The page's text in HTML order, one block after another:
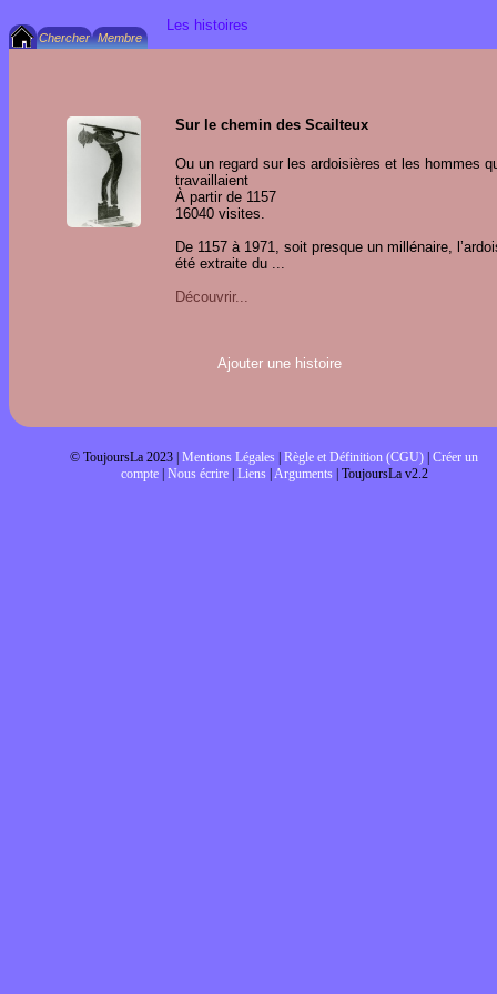
Les histoires
Sur le chemin des Scailteux
Ou un regard sur les ardoisières et les hommes
travaillaient
À partir de 1157
16040 visites.
De 1157 à 1971, soit presque un millénaire,
été extraite du ...
Découvrir...
Ajouter une histoire
© ToujoursLa 2023 | Mentions Légales Règle et Définition (CGU) Créer un
compte| Nous écrire| Liens| Arguments| ToujoursLa v2.2